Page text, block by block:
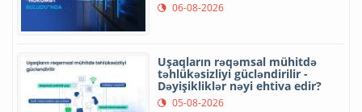
06-08-2026
Uşaqların rəqəmsal mühitdə
təhlükəsizliyi gücləndirilir -
Dəyişikliklər nəyi ehtiva edir?
05-08-2026